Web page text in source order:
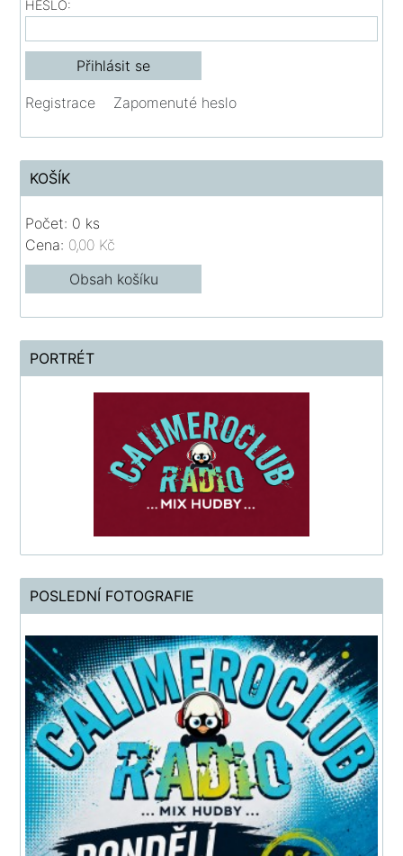
HESLO:
Registrace Zapomenuté heslo
KOŠÍK
Počet: 0 ks
Cena: 0,00 Kč
Obsah košíku
PORTRÉT
POSLEDNÍ FOTOGRAFIE